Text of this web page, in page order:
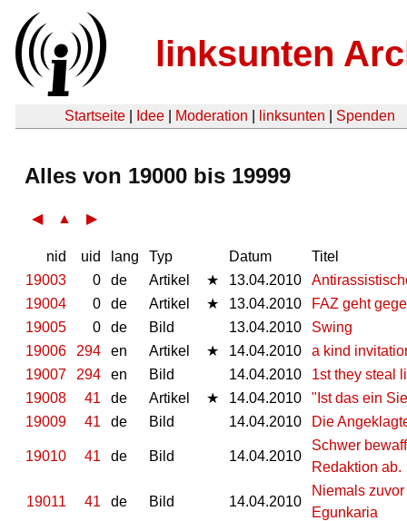
linksunten
Startseite Idee Moderation linksunten Spenden
Alles von 19000 bis 19999
◀ ▲ ▶
nid uid lang Typ Datum
Titel
19003
0 de Artikel ★ 13.04.2010
19004
0 de Artikel ★ 13.04.2010
FAZ geht
19005
0 de Bild 13.04.2010
Swing
19006
294 en Artikel ★ 14.04.2010
a kind
19007
294 en Bild 14.04.2010
1st they steal
19008
41 de Artikel ★ 14.04.2010
"Ist das ein
19009
41 de Bild 14.04.2010 Die
19010 41 de Bild 14.04.2010
Schwer
Redaktion ab.
19011 41 de Bild 14.04.2010
Niemals
Egunkaria